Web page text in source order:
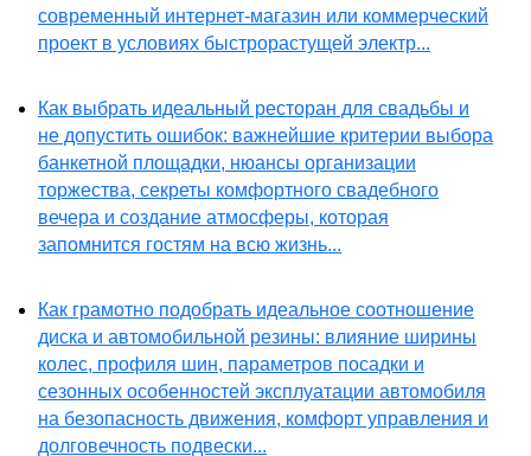
современный интернет-магазин или коммерческий
проект в условиях быстрорастущей электр...
Как выбрать идеальный ресторан для свадьбы и
не допустить ошибок: важнейшие критерии выбора
банкетной площадки, нюансы организации
торжества, секреты комфортного свадебного
вечера и создание атмосферы, которая
запомнится гостям на всю жизнь...
Как грамотно подобрать идеальное соотношение
диска и автомобильной резины: влияние ширины
колес, профиля шин, параметров посадки и
сезонных особенностей эксплуатации автомобиля
на безопасность движения, комфорт управления и
долговечность подвески...